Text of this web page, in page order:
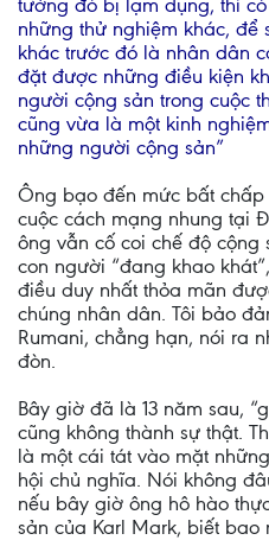
tưởng đó bị lạm dụng, thì
những thử nghiệm khác, để
khác trước đó là nhân dân
đặt được những điều kiện
người cộng sản trong cuộc
cũng vừa là một kinh
những người cộng sản”
Ông bạo đến mức bất
cuộc cách mạng nhung tại
ông vẫn cố coi chế độ cộng
con người “đang khao
điều duy nhất thỏa mãn
chúng nhân dân. Tôi bảo
Rumani, chẳng hạn, nói ra
đòn.
Bây giờ đã là 13 năm sau,
cũng không thành sự thật.
là một cái tát vào mặt
hội chủ nghĩa. Nói không
nếu bây giờ ông hô hào
sản của Karl Mark, biết